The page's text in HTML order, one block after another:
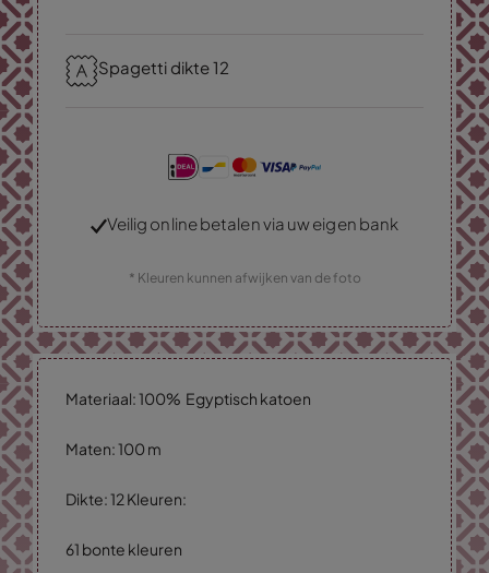
Spagetti dikte 12
Veilig online betalen via uw eigen bank
* Kleuren kunnen afwijken van de foto
Materiaal: 100% Egyptisch katoen
Maten: 100 m
Dikte: 12 Kleuren:
61 bonte kleuren